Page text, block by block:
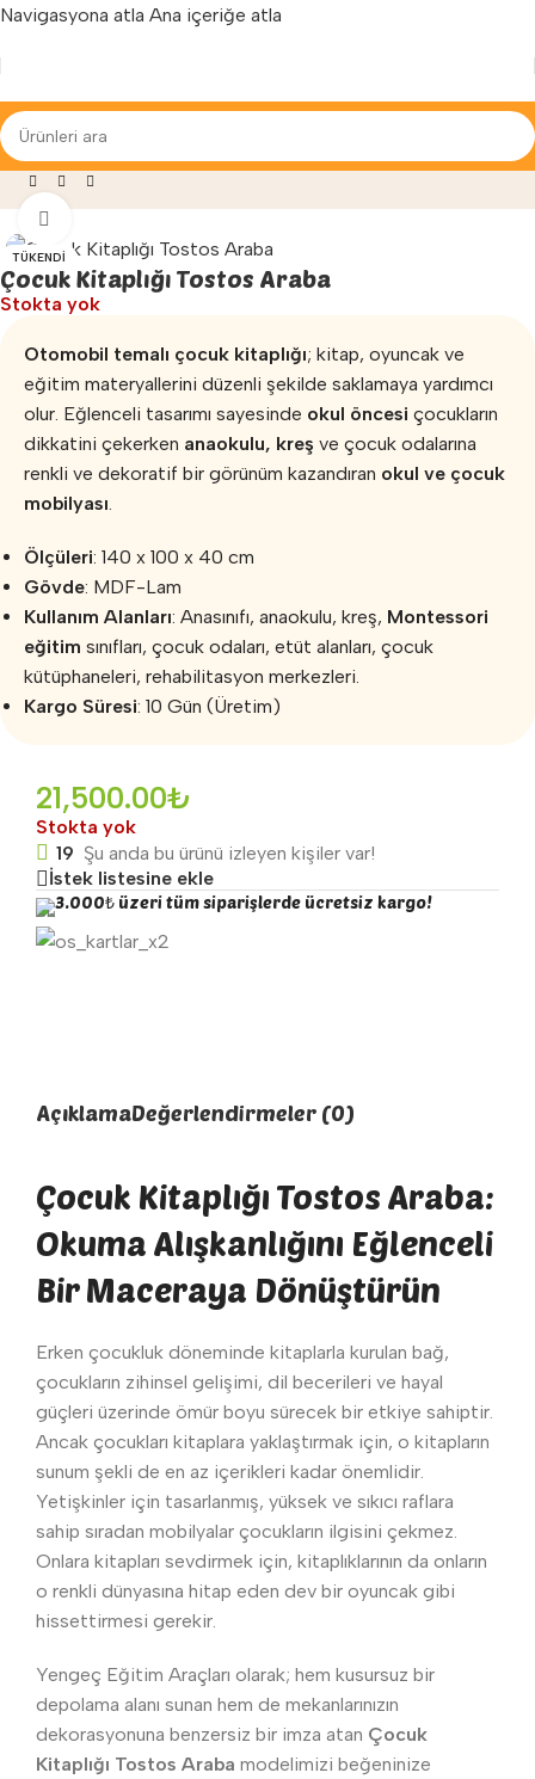
Navigasyona atla Ana içeriğe atla
ve Anaokulu Mobilyaları
TÜKENDI
Çocuk Kitaplığı Tostos Araba
Stokta yok
Otomobil temalı çocuk kitaplığı; kitap, oyuncak ve
eğitim materyallerini düzenli şekilde saklamaya yardımcı
olur. Eğlenceli tasarımı sayesinde okul öncesi çocukların
dikkatini çekerken anaokulu, kreş ve çocuk odalarına
renkli ve dekoratif bir görünüm kazandıran okul ve çocuk
mobilyası.
Ölçüleri: 140 x 100 x 40 cm
Gövde: MDF-Lam
Kullanım Alanları: Anasınıfı, anaokulu, kreş, Montessori
eğitim sınıfları, çocuk odaları, etüt alanları, çocuk
kütüphaneleri, rehabilitasyon merkezleri.
Kargo Süresi: 10 Gün (Üretim)
21,500.00₺
Stokta yok
19 Şu anda bu ürünü izleyen kişiler var!
İstek listesine ekle
3.000₺ üzeri tüm siparişlerde ücretsiz kargo!
AçıklamaDeğerlendirmeler (0)
Çocuk Kitaplığı Tostos Araba:
Okuma Alışkanlığını Eğlenceli
Bir Maceraya Dönüştürün
Erken çocukluk döneminde kitaplarla kurulan bağ,
çocukların zihinsel gelişimi, dil becerileri ve hayal
güçleri üzerinde ömür boyu sürecek bir etkiye sahiptir.
Ancak çocukları kitaplara yaklaştırmak için, o kitapların
sunum şekli de en az içerikleri kadar önemlidir.
Yetişkinler için tasarlanmış, yüksek ve sıkıcı raflara
sahip sıradan mobilyalar çocukların ilgisini çekmez.
Onlara kitapları sevdirmek için, kitaplıklarının da onların
o renkli dünyasına hitap eden dev bir oyuncak gibi
hissettirmesi gerekir.
Yengeç Eğitim Araçları olarak; hem kusursuz bir
depolama alanı sunan hem de mekanlarınızın
dekorasyonuna benzersiz bir imza atan Çocuk
Kitaplığı Tostos Araba modelimizi beğeninize